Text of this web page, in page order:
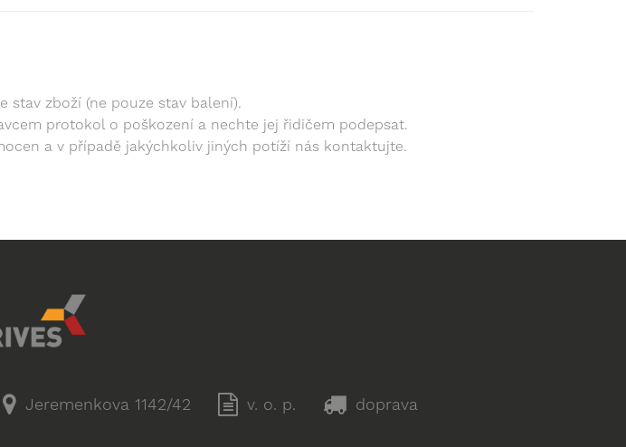
stav zboží (ne pouze stav balení).
protokol o poškození a nechte jej řidičem podepsat.
a v případě jakýchkoliv jiných potíží nás kontaktujte.
Jeremenkova 1142/42 v. o. p. doprava